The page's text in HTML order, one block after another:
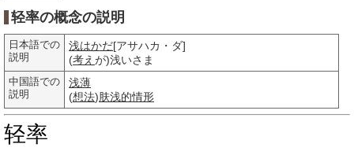
轻率の概念の説明
日本語での
説明
浅はかだ[アサハカ・ダ]
(考え が)浅いさま
中国語での
説明
浅薄
(想法)肤浅的情形
轻率